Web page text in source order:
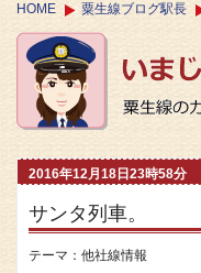
HOME 粟生線ブログ駅長
2016年12月18日23時58分
サンタ列車。
テーマ： 他社線情報